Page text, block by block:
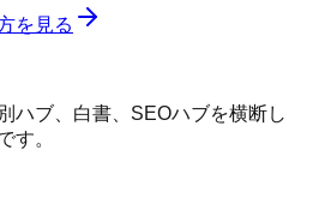
を見る
ハブ、白書、SEOハブを横断し
す。